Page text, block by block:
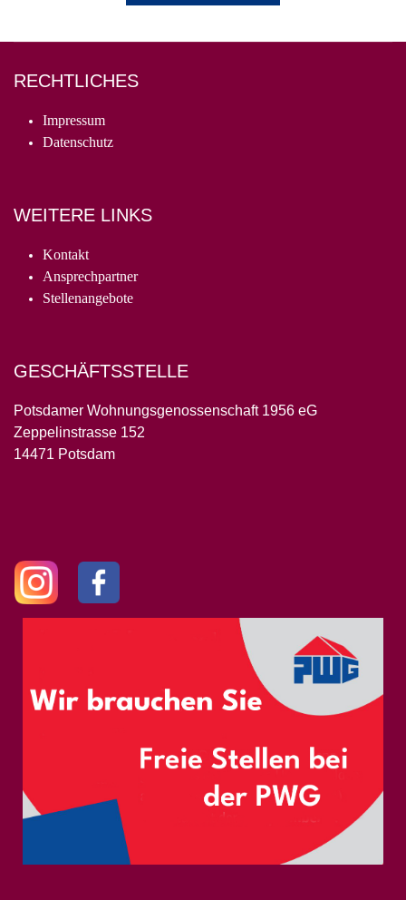
RECHTLICHES
Impressum
Datenschutz
WEITERE LINKS
Kontakt
Ansprechpartner
Stellenangebote
GESCHÄFTSSTELLE
Potsdamer Wohnungsgenossenschaft 1956 eG
Zeppelinstrasse 152
14471 Potsdam